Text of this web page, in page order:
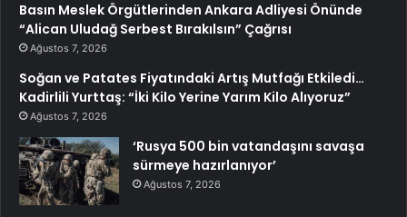
Basın Meslek Örgütlerinden Ankara Adliyesi Önünde
“Alican Uludağ Serbest Bırakılsın” Çağrısı
Ağustos 7, 2026
Soğan ve Patates Fiyatındaki Artış Mutfağı Etkiledi…
Kadirlili Yurttaş: “İki Kilo Yerine Yarım Kilo Alıyoruz”
Ağustos 7, 2026
‘Rusya 500 bin vatandaşını savaşa
sürmeye hazırlanıyor’
Ağustos 7, 2026